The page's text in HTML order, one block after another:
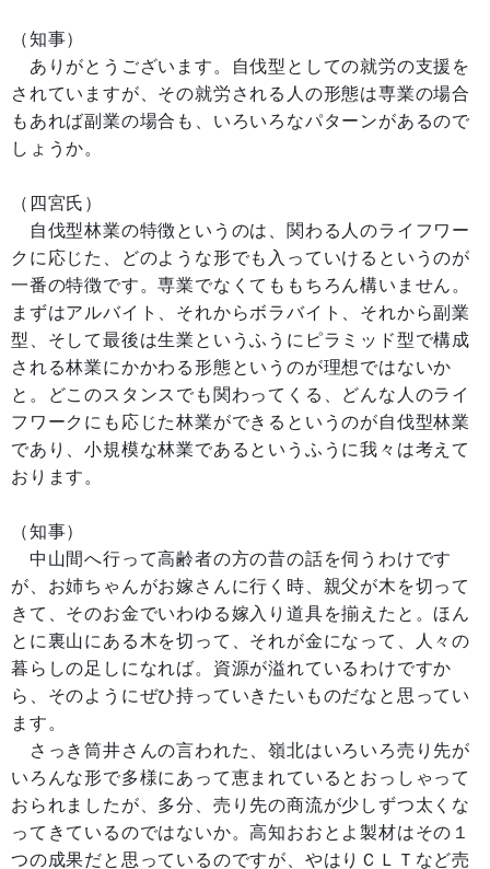
（知事）
ありがとうございます。自伐型としての就労の支援を
されていますが、その就労される人の形態は専業の場合
もあれば副業の場合も、いろいろなパターンがあるので
しょうか。
（四宮氏）
自伐型林業の特徴というのは、関わる人のライフワー
クに応じた、どのような形でも入っていけるというのが
一番の特徴です。専業でなくてももちろん構いません。
まずはアルバイト、それからボラバイト、それから副業
型、そして最後は生業というふうにピラミッド型で構成
される林業にかかわる形態というのが理想ではないか
と。どこのスタンスでも関わってくる、どんな人のライ
フワークにも応じた林業ができるというのが自伐型林業
であり、小規模な林業であるというふうに我々は考えて
おります。
（知事）
中山間へ行って高齢者の方の昔の話を伺うわけです
が、お姉ちゃんがお嫁さんに行く時、親父が木を切って
きて、そのお金でいわゆる嫁入り道具を揃えたと。ほん
とに裏山にある木を切って、それが金になって、人々の
暮らしの足しになれば。資源が溢れているわけですか
ら、そのようにぜひ持っていきたいものだなと思ってい
ます。
さっき筒井さんの言われた、嶺北はいろいろ売り先が
いろんな形で多様にあって恵まれているとおっしゃって
おられましたが、多分、売り先の商流が少しずつ太くな
ってきているのではないか。高知おおとよ製材はその１
つの成果だと思っているのですが、やはりＣＬＴなど売